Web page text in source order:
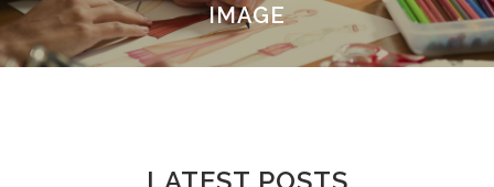
IMAGE
LATEST POSTS